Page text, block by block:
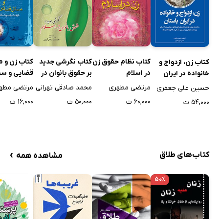
کتاب زن، ازدواج و
خانواده در ایران
حسین علی جعفری
۵۴,۰۰۰ ت
کتاب نظام حقوق زن
در اسلام
مرتضی مطهری
۶۰,۰۰۰ ت
کتاب نگرشی جدید
بر حقوق بانوان در
اسلام
محمد صادقی تهرانی
۵۰,۰۰۰ ت
کتاب زن و
قضایی و
مرتضی
۱۶,۰۰۰ ت
کتاب‌های طلاق مشاهده همه ›
۵۰٪